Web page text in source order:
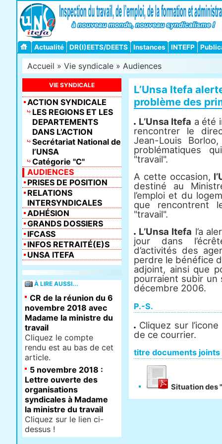
Actualité DR(I)EETS/DEETS Instances INTEFP
Accueil » Vie syndicale » Audiences
L’Unsa Itefa
problème des
L’Unsa Itefa a été
rencontrer le
Jean-Louis
problématiques
"travail".
A cette occasion,
destiné au
l’emploi et du
que rencontrent
"travail".
L’Unsa Itefa l’a
jour dans
d’activités des
perdre le bénéfice
adjoint, ainsi que
pourraient subir un
décembre 2006.
P.-S.
Cliquez sur
de ce courrier.
titre documents joints
Situation des
VIE SYNDICALE
ACTION SYNDICALE
LES REGIONS ET LES
DEPARTEMENTS
DANS L’ACTION
Secrétariat National de
l’UNSA
Catégorie "C"
AUDIENCES
PRISES DE POSITION
RELATIONS
INTERSYNDICALES
ADHÉSION
GRANDS DOSSIERS
IFCASS
INFOS RETRAITÉ(E)S
UNSA ITEFA
À LIRE AUSSI...
CR de la réunion du 6
novembre 2018 avec
Madame la ministre du
travail
Cliquez le compte
rendu est au bas de cet
article.
5 novembre 2018 :
Lettre ouverte des
organisations
syndicales à Madame
la ministre du travail
Cliquez sur le lien ci-
dessus !